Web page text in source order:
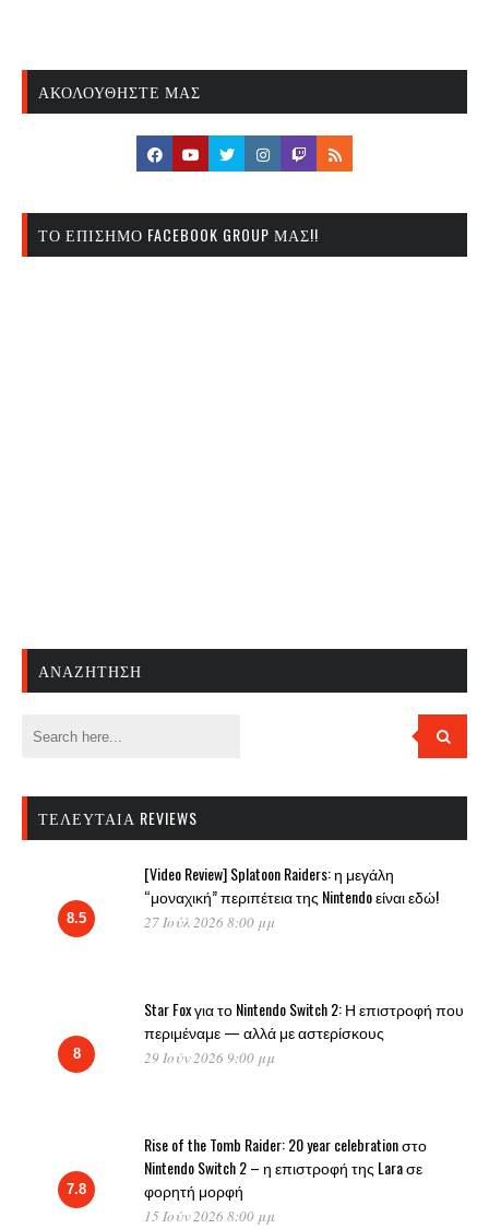
ΑΚΟΛΟΥΘΉΣΤΕ ΜΑΣ
ΤΟ ΕΠΊΣΗΜΟ FACEBOOK GROUP ΜΑΣ!!
ΑΝΑΖΉΤΗΣΗ
ΤΕΛΕΥΤΑΊΑ REVIEWS
8.5
[Video Review] Splatoon Raiders: η μεγάλη
“μοναχική” περιπέτεια της Nintendo είναι εδώ!
27 Ιούλ 2026 8:00 μμ
8
Star Fox για το Nintendo Switch 2: Η επιστροφή που
περιμέναμε — αλλά με αστερίσκους
29 Ιούν 2026 9:00 μμ
7.8
Rise of the Tomb Raider: 20 year celebration στο
Nintendo Switch 2 – η επιστροφή της Lara σε
φορητή μορφή
15 Ιούν 2026 8:00 μμ